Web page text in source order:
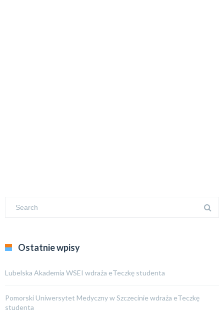
Ostatnie wpisy
Lubelska Akademia WSEI wdraża eTeczkę studenta
Pomorski Uniwersytet Medyczny w Szczecinie wdraża eTeczkę
studenta